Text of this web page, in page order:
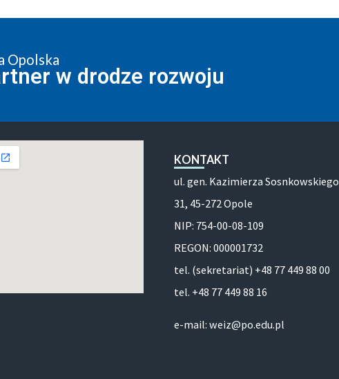
Opolska
w drodze rozwoju
KONTAKT
ul. gen. Kazimierza Sosnkowskiego
31, 45-272 Opole
NIP: 754-00-08-109
REGON: 000001732
tel. (sekretariat) +48 77 449 88 00
tel. +48 77 449 88 16
e-mail: weiz@po.edu.pl